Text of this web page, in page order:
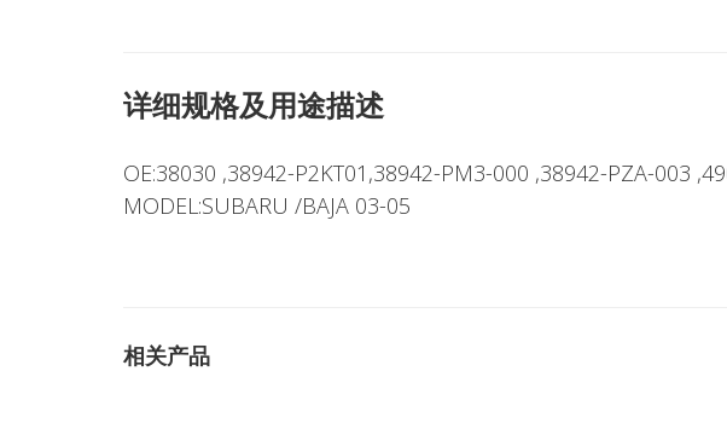
详细规格及用途描述
OE:38030 ,38942-P2KT01,38942-PM3-000 ,38942-PZA-003
MODEL:SUBARU /BAJA 03-05
相关产品